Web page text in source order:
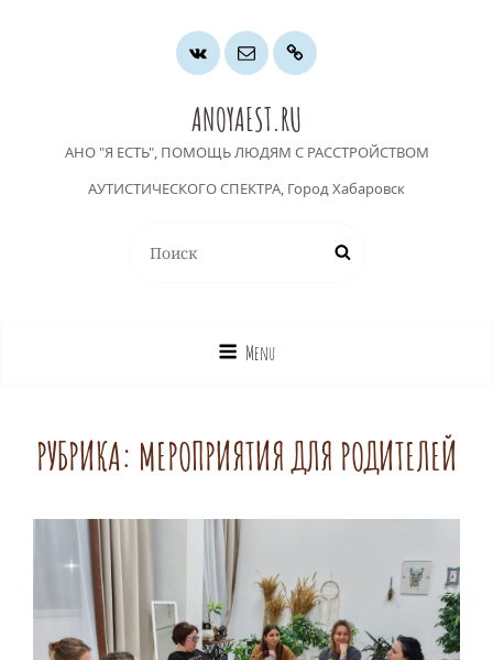
Группа
ВК
ПочтаХочу
помочь
ANOYAEST.RU
АНО "Я ЕСТЬ", ПОМОЩЬ ЛЮДЯМ С РАССТРОЙСТВОМ
АУТИСТИЧЕСКОГО СПЕКТРА, Город Хабаровск
Поиск
Menu
РУБРИКА: МЕРОПРИЯТИЯ ДЛЯ РОДИТЕЛЕЙ